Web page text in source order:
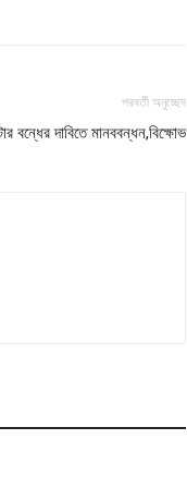
পরবর্তী অনুচ্ছেদ
বন্ধের দাবিতে মানববন্ধন,বিক্ষোভ